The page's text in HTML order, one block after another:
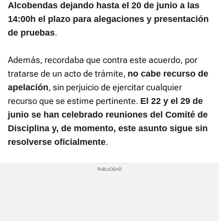
Alcobendas dejando hasta el 20 de junio a las
14:00h el plazo para alegaciones y presentación
de pruebas.
Además, recordaba que contra este acuerdo, por
tratarse de un acto de trámite, no cabe recurso de
apelación, sin perjuicio de ejercitar cualquier
recurso que se estime pertinente. El 22 y el 29 de
junio se han celebrado reuniones del Comité de
Disciplina y, de momento, este asunto sigue sin
resolverse oficialmente.